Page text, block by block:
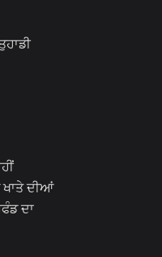
ਖਾਤੇ ਦੀਆਂ
ਦਾ